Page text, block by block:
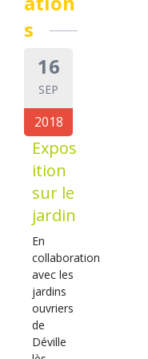
s
16
SEP
2018
Expos
ition
sur le
jardin
En
collaboration
avec les
jardins
ouvriers
de
Déville